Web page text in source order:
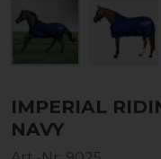
IMPERIAL
NAVY